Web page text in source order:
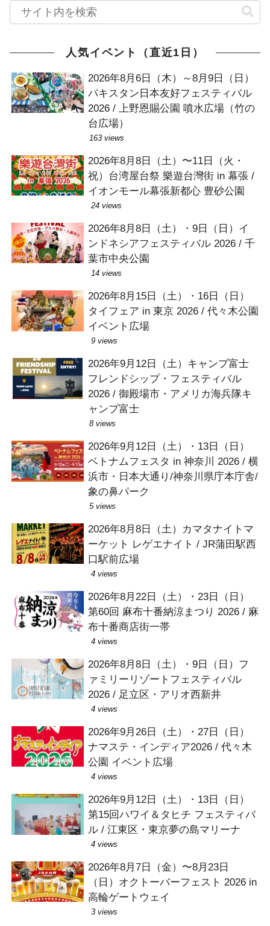
人気イベント（直近1日）
2026年8月6日（木）～8月9日（日）
パキスタン日本友好フェスティバル
2026 / 上野恩賜公園 噴水広場（竹の
台広場）
163 views
2026年8月8日（土）〜11日（火・
祝）台湾屋台祭 樂遊台灣街 in 幕張 /
イオンモール幕張新都心 豊砂公園
24 views
2026年8月8日（土）・9日（日）イ
ンドネシアフェスティバル 2026 / 千
葉市中央公園
14 views
2026年8月15日（土）・16日（日）
タイフェア in 東京 2026 / 代々木公園
イベント広場
9 views
2026年9月12日（土）キャンプ富士
フレンドシップ・フェスティバル
2026 / 御殿場市・アメリカ海兵隊キ
ャンプ富士
8 views
2026年9月12日（土）・13日（日）
ベトナムフェスタ in 神奈川 2026 / 横
浜市・日本大通り/神奈川県庁本庁舎/
象の鼻パーク
5 views
2026年8月8日（土）カマタナイトマ
ーケット レゲエナイト / JR蒲田駅西
口駅前広場
4 views
2026年8月22日（土）・23日（日）
第60回 麻布十番納涼まつり 2026 / 麻
布十番商店街一帯
4 views
2026年8月8日（土）・9日（日）フ
ァミリーリゾートフェスティバル
2026 / 足立区・アリオ西新井
4 views
2026年9月26日（土）・27日（日）
ナマステ・インディア2026 / 代々木
公園 イベント広場
4 views
2026年9月12日（土）・13日（日）
第15回ハワイ＆タヒチ フェスティバ
ル / 江東区・東京夢の島マリーナ
4 views
2026年8月7日（金）〜8月23日
（日）オクトーバーフェスト 2026 in
高輪ゲートウェイ
3 views